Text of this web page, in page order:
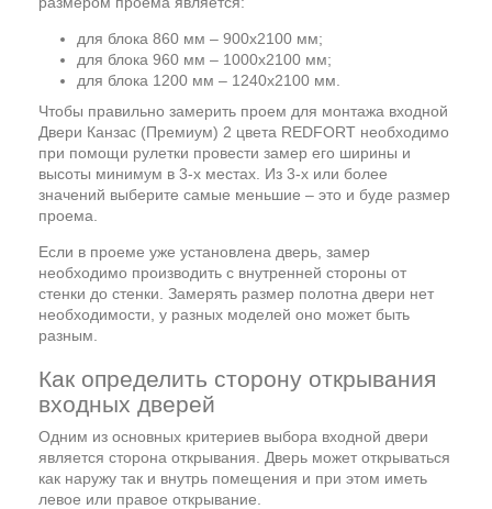
для блока 860 мм – 900х2100 мм;
для блока 960 мм – 1000х2100 мм;
для блока 1200 мм – 1240х2100 мм.
Чтобы правильно замерить проем для монтажа входной
Двери Канзас (Премиум) 2 цвета REDFORT необходимо
при помощи рулетки провести замер его ширины и
высоты минимум в 3-х местах. Из 3-х или более
значений выберите самые меньшие – это и буде размер
проема.
Если в проеме уже установлена дверь, замер
необходимо производить с внутренней стороны от
стенки до стенки. Замерять размер полотна двери нет
необходимости, у разных моделей оно может быть
разным.
Как определить сторону открывания
входных дверей
Одним из основных критериев выбора входной двери
является сторона открывания. Дверь может открываться
как наружу так и внутрь помещения и при этом иметь
левое или правое открывание.